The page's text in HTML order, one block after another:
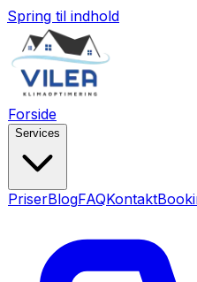
Spring til indhold
Forside
Services
PriserBlogFAQKontakt